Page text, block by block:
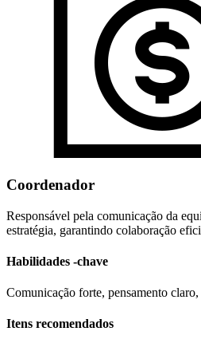
Coordenador
Responsável pela comunicação da
estratégia, garantindo colaboração
Habilidades -chave
Comunicação forte, pensamento
Itens recomendados